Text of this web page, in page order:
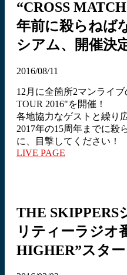
“CROSS
年前に殺らねば
シアム、開催決
2016/08/11
12月に全箇所2マンライ
TOUR 2016"を開催！
各地協力なゲストと繰り
2017年の15周年までに殺
に、目撃してください！
LIVE PAGE
THE SKIPPERS
リティーラジオ
HIGHER”スター